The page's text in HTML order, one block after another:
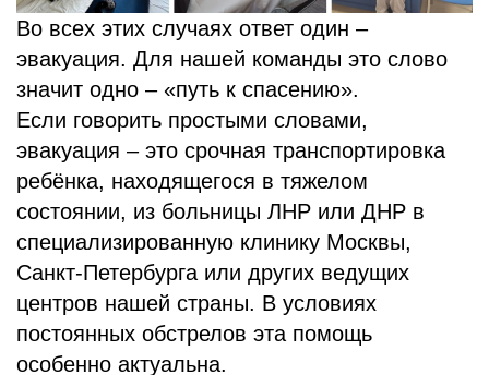
Во всех этих случаях ответ один –
эвакуация. Для нашей команды это слово
значит одно – «путь к спасению».
Если говорить простыми словами,
эвакуация – это срочная транспортировка
ребёнка, находящегося в тяжелом
состоянии, из больницы ЛНР или ДНР в
специализированную клинику Москвы,
Санкт-Петербурга или других ведущих
центров нашей страны. В условиях
постоянных обстрелов эта помощь
особенно актуальна.